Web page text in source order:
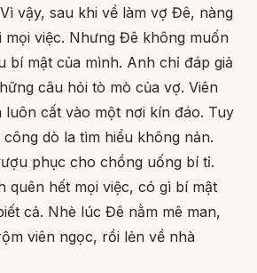
vậy, sau khi về làm vợ Đê, nàng
mọi việc. Nhưng Đê không muốn
bí mật của mình. Anh chỉ đáp giả
câu hỏi tò mò của vợ. Viên
luôn cất vào một nơi kín đáo. Tuy
dò la tìm hiểu không nản.
phục cho chồng uống bí tỉ.
quên hết mọi việc, có gì bí mật
cả. Nhè lúc Đê nằm mê man,
viên ngọc, rồi lẻn về nhà